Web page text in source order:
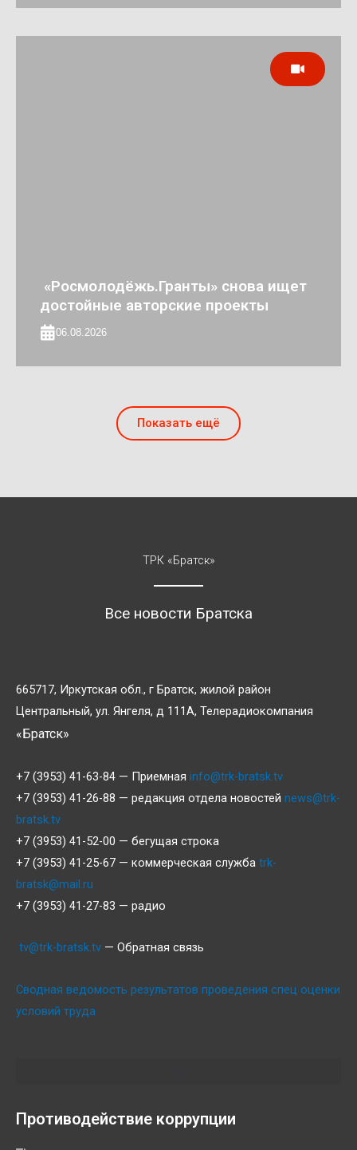
«Росмолодёжь.Гранты» снова ищет
достойные авторские проекты
06.08.2026
Показать ещё
ТРК «Братск»
Все новости Братска
665717, Иркутская обл., г Братск, жилой район
Центральный, ул. Янгеля, д 111А, Телерадиокомпания
«Братск»
+7 (3953) 41-63-84 — Приемная info@trk-bratsk.tv
+7 (3953) 41-26-88 — редакция отдела новостей news@trk-
bratsk.tv
+7 (3953) 41-52-00 — бегущая строка
+7 (3953) 41-25-67 — коммерческая служба trk-
bratsk@mail.ru
+7 (3953) 41-27-83 — радио
tv@trk-bratsk.tv — Обратная связь
Сводная ведомость результатов проведения спец оценки
условий труда
Противодействие коррупции